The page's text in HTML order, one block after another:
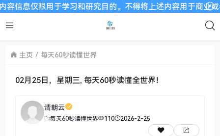
仅限用于学习和研究目的。不得将上述内容用于商业或者
主页 每天60秒读懂世界
02月25日，星期三, 每天60秒读懂全世界！
清朝云
每天60秒读懂世界 110 2026-2-25